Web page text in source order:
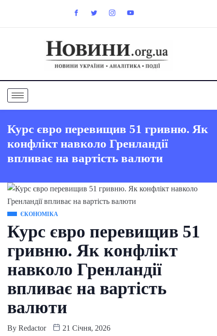
Курс євро перевищив 51 гривню. Як
конфлікт навколо Гренландії
впливає на вартість валюти
ЄКОНОМІКА
Курс євро перевищив 51
гривню. Як конфлікт
навколо Гренландії
впливає на вартість
валюти
By Redactor 21 Січня, 2026